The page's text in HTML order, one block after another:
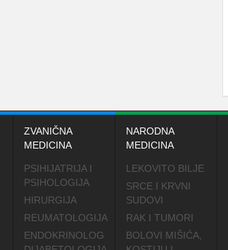
ZVANIČNA
MEDICINA
PSIHIJATRIJA I
PSIHOLOGIJA
HIRURGIJA
REUMATOLOGIJA
ENDOKRINOLOG
NARODNA
MEDICINA
LEKOVITO BILJE
SRCE I KRVNI
SUDOVI
RAK I TUMORI
BOLOVI MIŠIĆA,